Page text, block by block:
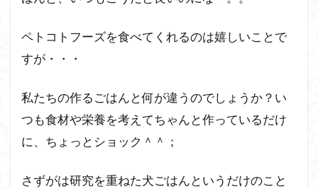
ペトコトフーズを食べてくれるのは嬉しいことで
すが・・・
私たちの作るごはんと何が違うのでしょうか？い
つも食材や栄養を考えてちゃんと作っているだけ
に、ちょっとショック＾＾；
さずがは研究を重ねた犬ごはんというだけのこと